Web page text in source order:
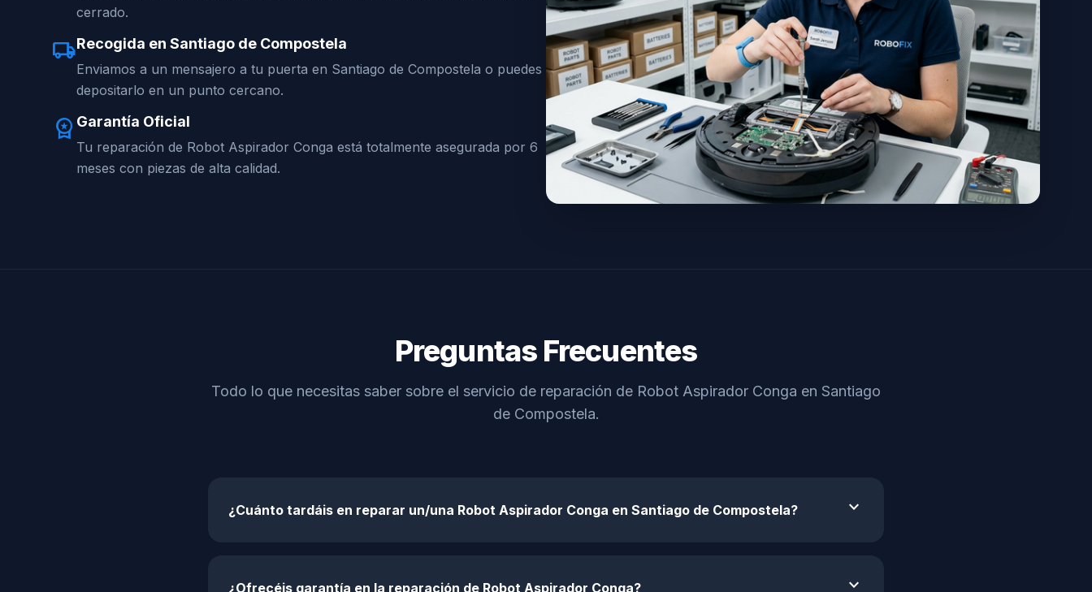
cerrado.
local_shippingRecogida en Santiago de Compostela
Enviamos a un mensajero a tu puerta en Santiago de Compostela o puedes
depositarlo en un punto cercano.
workspace_premium Garantía Oficial
Tu reparación de Robot Aspirador Conga está totalmente asegurada por 6
meses con piezas de alta calidad.
Preguntas Frecuentes
Todo lo que necesitas saber sobre el servicio de reparación de Robot Aspirador Conga en Santiago
de Compostela.
¿Cuánto tardáis en reparar un/una Robot Aspirador Conga en Santiago de Compostela? expand_more
¿Ofrecéis garantía en la reparación de Robot Aspirador Conga? expand_more